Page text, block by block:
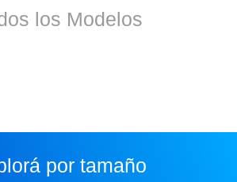
los Modelos
por tamaño